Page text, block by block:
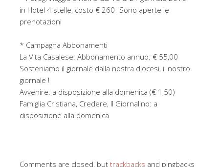
in Hotel 4 stelle, costo € 260- Sono aperte le
prenotazioni
* Campagna Abbonamenti
La Vita Casalese: Abbonamento annuo: € 55,00
Sosteniamo il giornale dalla nostra diocesi, il nostro
giornale !
Avvenire: a disposizione alla domenica (€ 1,50)
Famiglia Cristiana, Credere, Il Giornalino: a
disposizione alla domenica
Comments are closed, but trackbacks and pingbacks